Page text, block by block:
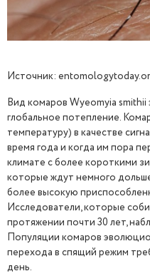
Источник:
Вид комаров Wyeomyia
глобальное потепление.
температуру) в качестве
время года и когда им пора
климате с более короткими
которые ждут немного
более высокую
Исследователи, которые
протяжении почти 30 лет,
Популяции комаров
перехода в спящий режим
день.